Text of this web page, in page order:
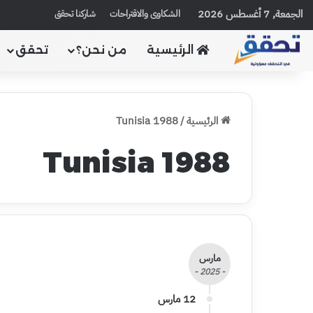
الجمعة, 7 أغسطس 2026 الشكاوى والاقتراحات شاركنا تحقق
الرئيسية من نحن؟ تحقق
الرئيسية/
Tunisia 1988
Tunisia 1988
مارس
- 2025 -
12 مارس